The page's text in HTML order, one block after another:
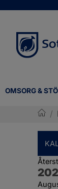
OMSORG &
/
År: